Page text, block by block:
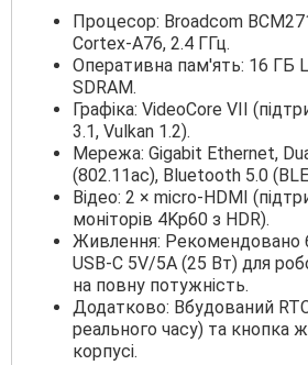
Процесор: Broadcom
Cortex-A76, 2.4 ГГц.
Оперативна пам'ять: 16 ГБ
SDRAM.
Графіка: VideoCore VII
3.1, Vulkan 1.2).
Мережа: Gigabit Ethernet,
(802.11ac), Bluetooth 5.0
Відео: 2 × micro-HDMI
моніторів 4Kp60 з HDR).
Живлення: Рекомендовано
USB-C 5V/5A (25 Вт) для
на повну потужність.
Додатково: Вбудований
реального часу) та кнопка
корпусі.